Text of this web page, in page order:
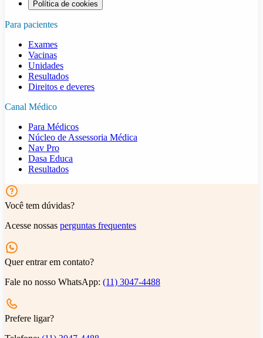
Política de cookies
Para pacientes
Exames
Vacinas
Unidades
Resultados
Direitos e deveres
Canal Médico
Para Médicos
Núcleo de Assessoria Médica
Nav Pro
Dasa Educa
Resultados
Você tem dúvidas?
Acesse nossas perguntas frequentes
Quer entrar em contato?
Fale no nosso WhatsApp: (11) 3047-4488
Prefere ligar?